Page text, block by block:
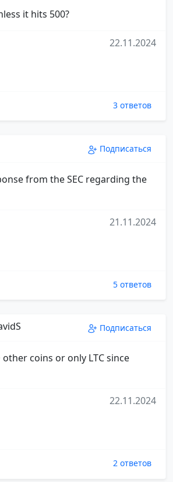
it hits 500?
22.11.2024
3 ответов
Подписаться
from the SEC regarding the
21.11.2024
5 ответов
Подписаться
coins or only LTC since
22.11.2024
2 ответов